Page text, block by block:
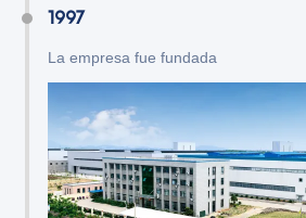
1997
La empresa fue fundada